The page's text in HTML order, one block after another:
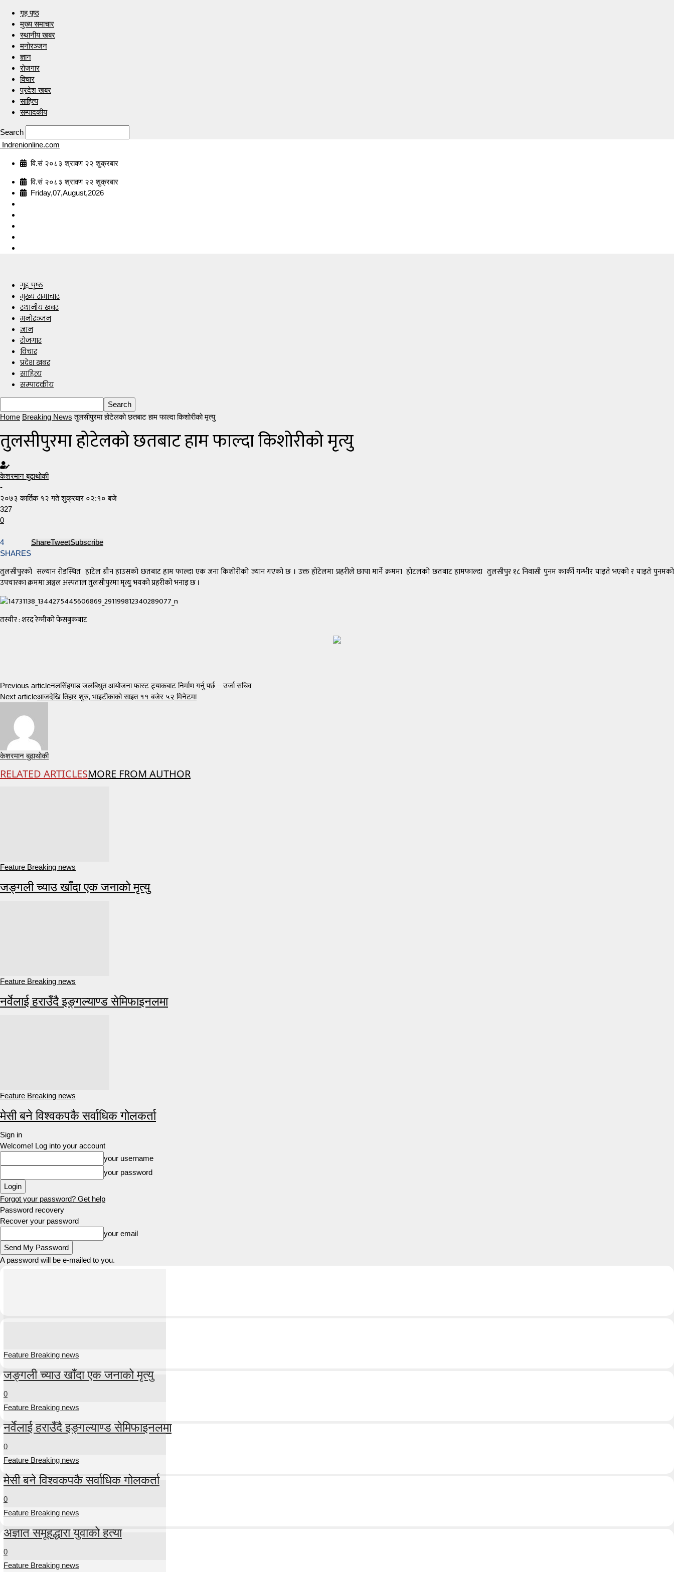
गृह पृष्ठ
मुख्य समाचार
स्थानीय खबर
मनोरञ्जन
ज्ञान
रोजगार
विचार
प्रदेश खबर
साहित्य
सम्पादकीय
Search
Indrenionline.com
वि.सं २०८३ श्रावण २२ शुक्रबार
वि.सं २०८३ श्रावण २२ शुक्रबार
Friday,07,August,2026
गृह पृष्ठ
मुख्य समाचार
स्थानीय खबर
मनोरञ्जन
ज्ञान
रोजगार
विचार
प्रदेश खबर
साहित्य
सम्पादकीय
Home Breaking News तुलसीपुरमा होटेलको छतबाट हाम फाल्दा किशोरीको मृत्यु
तुलसीपुरमा होटेलको छतबाट हाम फाल्दा किशोरीको मृत्यु
केशरमान बुढाथोकी
-
२०७३ कार्तिक १२ गते शुक्रबार ०२:१० बजे
327
0
4
SHARES
ShareTweetSubscribe
तुलसीपुरको सल्यान रोडस्थित हाटेल ग्रीन हाउसको छतबाट हाम फाल्दा एक जना किशोरीको ज्यान गएको छ । उक्त होटेलमा प्रहरीले छापा मार्ने क्रममा हाेटलकाे छतबाट हामफाल्दा तुलसीपुर १८ निवासी पुनम कार्की गम्भीर घाइते भएको र घाइते पुनमको
उपचारका क्रममा अञ्चल अस्पताल तुलसीपुरमा मृत्युु भयकाे प्रहरीको भनाइ छ ।
तस्वीर : शरद रेग्मीको फेसबुकबाट
Previous articleनलसिंहगाड जलबिधुत आयोजना फास्ट ट्र्याकबाट निर्माण गर्नु पर्छ – उर्जा सचिव
Next articleआजदेखि तिहार शुरु, भाइटीकाको साइत ११ बजेर ५२ मिनेटमा
केशरमान बुढाथोकी
RELATED ARTICLESMORE FROM AUTHOR
Feature Breaking news
जङ्गली च्याउ खाँदा एक जनाको मृत्यु
Feature Breaking news
नर्वेलाई हराउँदै इङ्गल्याण्ड सेमिफाइनलमा
Feature Breaking news
मेसी बने विश्वकपकै सर्वाधिक गोलकर्ता
Sign in
Welcome! Log into your account
your username
your password
Forgot your password? Get help
Password recovery
Recover your password
your email
A password will be e-mailed to you.
Feature Breaking news
जङ्गली च्याउ खाँदा एक जनाको मृत्यु
0
Feature Breaking news
नर्वेलाई हराउँदै इङ्गल्याण्ड सेमिफाइनलमा
0
Feature Breaking news
मेसी बने विश्वकपकै सर्वाधिक गोलकर्ता
0
Feature Breaking news
अज्ञात समूहद्धारा युवाको हत्या
0
Feature Breaking news